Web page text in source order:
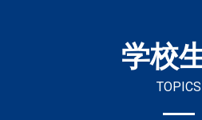
学校
TOPICS